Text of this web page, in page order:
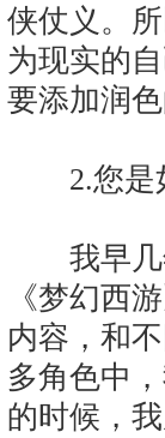
侠仗义。
为现实的
要添加润
2.您是如
我早几
《梦幻西
内容，和
多角色中
的时候，